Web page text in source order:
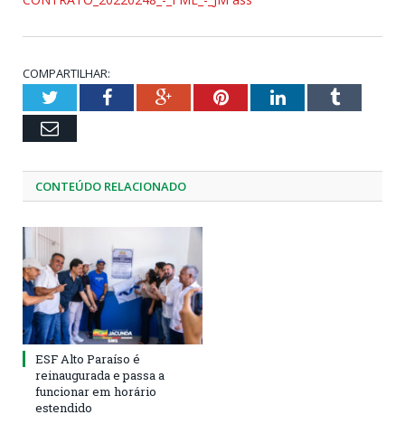
COMPARTILHAR:
TwitterFacebookGoogle+PinterestLinkedInTumblr
Email
CONTEÚDO RELACIONADO
ESF Alto Paraíso é
reinaugurada e passa a
funcionar em horário
estendido